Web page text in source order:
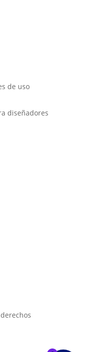
de uso
diseñadores